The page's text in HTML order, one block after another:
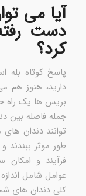
آیا می
دست
کرد؟
پاسخ کوتاه بله
دارید، هنوز هم
بریس ها یک راه
جمله فاصله بین
توانند دندان های
طور موثر ببندند
فرآیند و
عوامل شامل
کلی دندان های